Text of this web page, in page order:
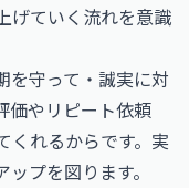
げていく流れを意識
を守って・誠実に対
価やリピート依頼
くれるからです。実
プを図ります。